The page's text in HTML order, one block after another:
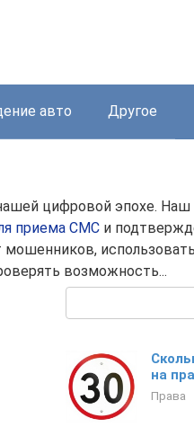
авто Другое
цифровой эпохе. Наш
приема СМС и
возможность...
на
Права